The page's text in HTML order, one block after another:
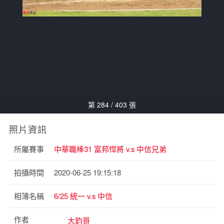
第 284 / 403 張
照片資訊
所屬賽事 中華職棒31 富邦悍將 v.s 中信兄弟
拍攝時間 2020-06-25 19:15:18
相簿名稱 6/25 統一 v.s 中信
作者 大鈞哥